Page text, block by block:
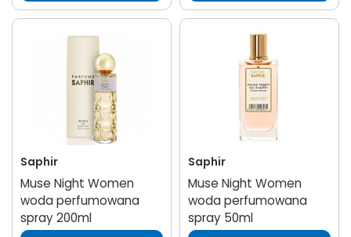
Saphir
Muse Night Women
woda perfumowana
spray 200ml
Saphir
Muse Night Women
woda perfumowana
spray 50ml